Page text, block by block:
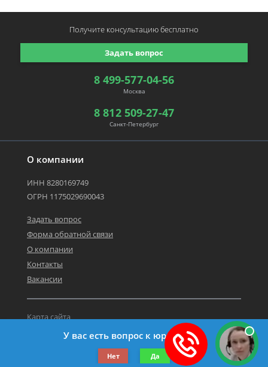
О компании
ИНН 8280169749
ОГРН 1175029690043
Задать вопрос
Форма обратной связи
О компании
Контакты
Вакансии
©2019-2026 Все права защищены.
Карта сайта
Политика персональных данных
8 499-577-04-56
Москва
8 812 509-27-47
Санкт-Петербург
Задать вопрос
Получите консультациюбесплатно
У вас есть вопрос к юристу?
Нет Да